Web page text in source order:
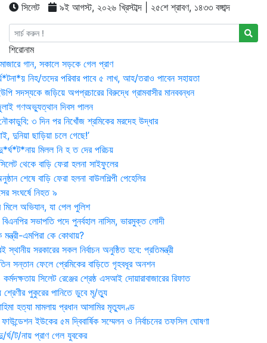
সিলেট ৯ই আগস্ট, ২০২৬ খ্রিস্টাব্দ | ২৫শে শ্রাবণ, ১৪৩৩ বঙ্গাব্দ
শিরোনাম
গান, সকালে সড়কে গেল প্রাণ
নিহ/তদের পরিবার পাবে ৫ লাখ, আহ/তরাও পাবেন সহায়তা
সদস্যকে জড়িয়ে অপপ্রচারের বিরুদ্ধে গ্রামবাসীর মানববন্ধন
গণঅভ্যুত্থান দিবস পালন
৩ দিন পর নিখোঁজ শ্রমিকের মরদেহ উদ্ধার
দুনিয়া ছাড়িয়া চলে গেছে!’
মিলল নি হ ত দের পরিচয়
থেকে বাড়ি ফেরা হলনা সাইফুলের
শেষে বাড়ি ফেরা হলনা বাউলশিল্পী পেহেলির
সংঘর্ষে নিহত ৯
মিলে অভিযান, যা পেল পুলিশ
সভাপতি পদে পুনর্বহাল নাসিম, ভারমুক্ত লোদী
মন্ত্রী-এমপিরা কে কোথায়?
সরকারের সকল নির্বাচন অনুষ্ঠিত হবে: প্রতিমন্ত্রী
সন্তান ফেলে প্রেমিকের বাড়িতে গৃহবধূর অনশন
সিলেট রেঞ্জের শ্রেষ্ঠ এসআই দোয়ারাবাজারের রিফাত
শ্রেণীর পুকুরের পানিতে ডুবে মৃ/ত্যু
হত্যা মামলায় প্রধান আসামির মৃত্যুদণ্ড
ইউকের ৫ম দ্বিবার্ষিক সম্মেলন ও নির্বাচনের তফসিল ঘোষণা
ট/নায় প্রাণ গেল যুবকের